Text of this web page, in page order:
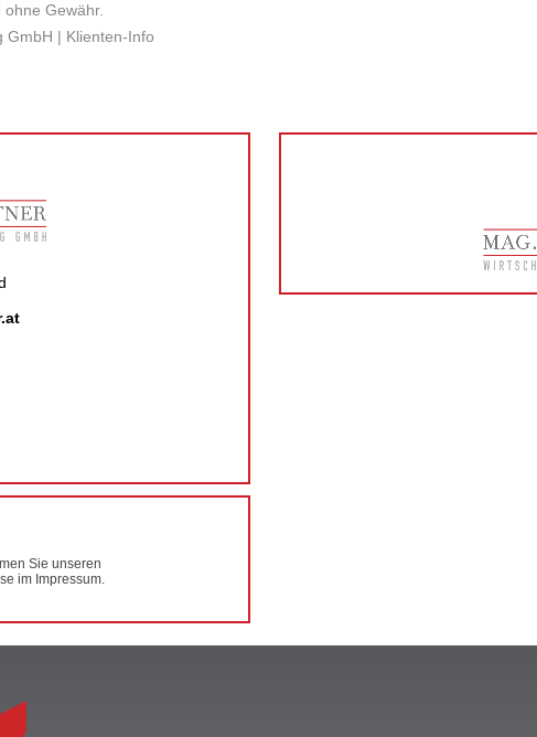
Gewähr.
GmbH | Klienten-Info
Sie unseren
im Impressum.